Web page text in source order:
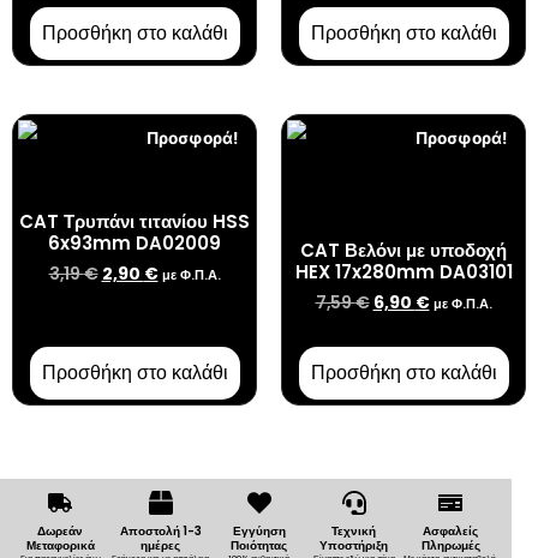
Προσθήκη στο καλάθι Προσθήκη στο καλάθι
Προσφορά!
CAT Τρυπάνι τιτανίου HSS
6x93mm DA02009
3,19€ 2,90 € με Φ.Π.Α.
Προσθήκη στο καλάθι
Προσφορά!
CAT Βελόνι με υποδοχή
HEX 17x280mm DA03101
7,59€ 6,90 € με Φ.Π.Α.
Προσθήκη στο καλάθι
Δωρεάν
Μεταφορικά
Αποστολή 1-3
ημέρες
Εγγύηση
Ποιότητας
Τεχνική
Υποστήριξη
Ασφαλείς
Πληρωμές